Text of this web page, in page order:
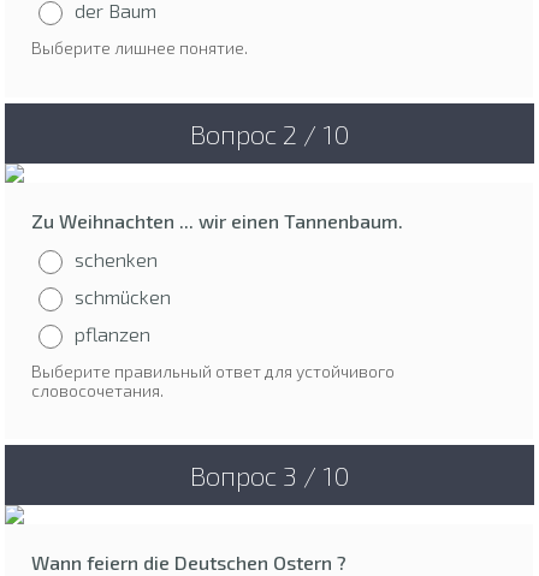
der Baum
Выберите лишнее понятие.
Вопрос 2 / 10
Zu Weihnachten ... wir einen Tannenbaum.
schenken
schmücken
pflanzen
Выберите правильный ответ для устойчивого
словосочетания.
Вопрос 3 / 10
Wann feiern die Deutschen Ostern ?